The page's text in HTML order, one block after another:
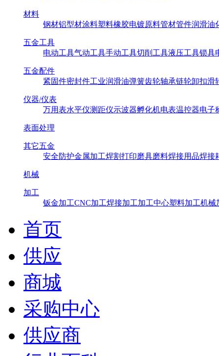
材料
钢材铝型材涂料塑料橡胶电镀原料管材管件润滑油
五金工具
电动工具气动工具手动工具切削工具液压工具锁具
五金配件
紧固件密封件工业润滑油弹簧齿轮轴承链轮卸扣滑
仪器/仪表
万用表水平仪测距仪示波器孵化机电表温控器电子
表面处理
其它五金
安全防护金属加工焊割打印磨具磨料焊接用品焊接
机械
加工
钣金加工CNC加工焊接加工加工中心塑料加工机械
首页
供应
商城
采购中心
供应商